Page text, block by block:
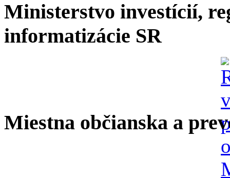
Ministerstvo investícií,
informatizácie SR
Miestna občianska a